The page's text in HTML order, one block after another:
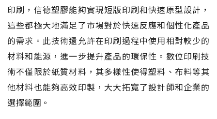
印刷，信德塑膠能夠實現短版印刷和快速原型設計，
這些都極大地滿足了市場對於快速反應和個性化產品
的需求。此技術還允許在印刷過程中使用相對較少的
材料和能源，進一步提升產品的環保性。數位印刷技
術不僅限於紙質材料，其多樣性使得塑料、布料等其
他材料也能夠高效印製，大大拓寬了設計師和企業的
選擇範圍。